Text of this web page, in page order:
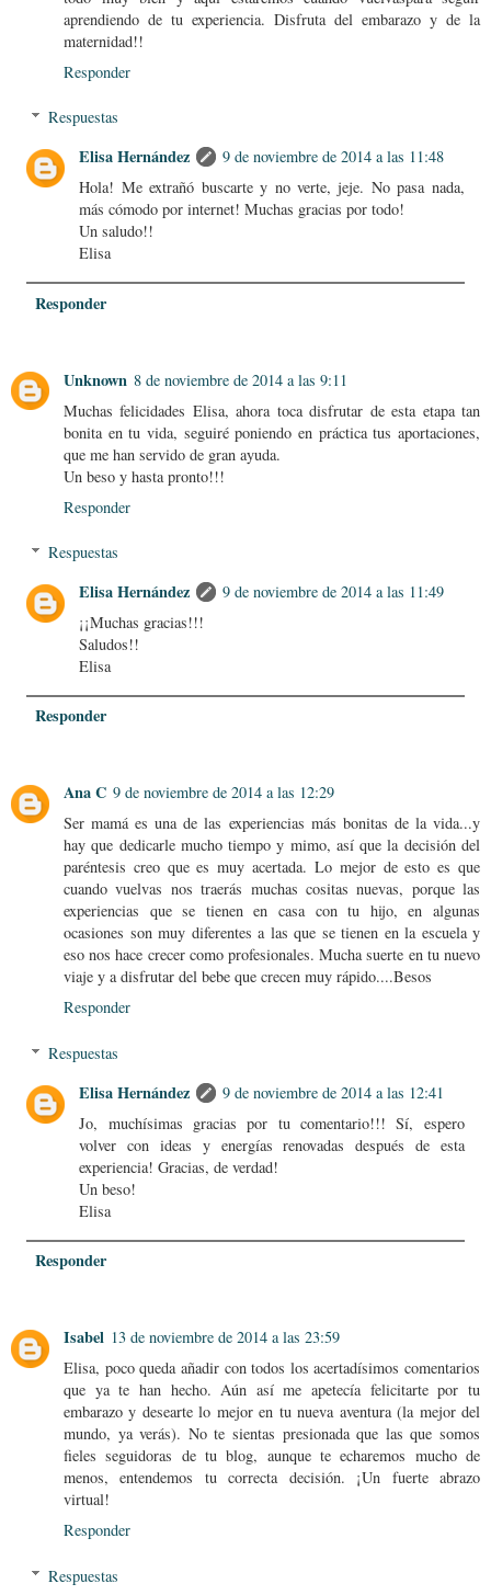
aprendiendo de tu experiencia. Disfruta del embarazo y de la
maternidad!!
Responder
Respuestas
Elisa Hernández
9 de noviembre de 2014 a las 11:48
Hola! Me extrañó buscarte y no verte, jeje. No pasa nada,
más cómodo por internet! Muchas gracias por todo!
Un saludo!!
Elisa
Responder
Unknown 8 de noviembre de 2014 a las 9:11
Muchas felicidades Elisa, ahora toca disfrutar de esta etapa tan
bonita en tu vida, seguiré poniendo en práctica tus aportaciones,
que me han servido de gran ayuda.
Un beso y hasta pronto!!!
Responder
Respuestas
Elisa Hernández
9 de noviembre de 2014 a las 11:49
¡¡Muchas gracias!!!
Saludos!!
Elisa
Responder
Ana C 9 de noviembre de 2014 a las 12:29
Ser mamá es una de las experiencias más bonitas de la vida...y
hay que dedicarle mucho tiempo y mimo, así que la decisión del
paréntesis creo que es muy acertada. Lo mejor de esto es que
cuando vuelvas nos traerás muchas cositas nuevas, porque las
experiencias que se tienen en casa con tu hijo, en algunas
ocasiones son muy diferentes a las que se tienen en la escuela y
eso nos hace crecer como profesionales. Mucha suerte en tu nuevo
viaje y a disfrutar del bebe que crecen muy rápido....Besos
Responder
Respuestas
Elisa Hernández
9 de noviembre de 2014 a las 12:41
Jo, muchísimas gracias por tu comentario!!! Sí, espero
volver con ideas y energías renovadas después de esta
experiencia! Gracias, de verdad!
Un beso!
Elisa
Responder
Isabel 13 de noviembre de 2014 a las 23:59
Elisa, poco queda añadir con todos los acertadísimos comentarios
que ya te han hecho. Aún así me apetecía felicitarte por tu
embarazo y desearte lo mejor en tu nueva aventura (la mejor del
mundo, ya verás). No te sientas presionada que las que somos
fieles seguidoras de tu blog, aunque te echaremos mucho de
menos, entendemos tu correcta decisión. ¡Un fuerte abrazo
virtual!
Responder
Respuestas